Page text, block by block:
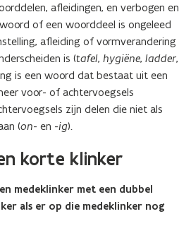
afleidingen, en verbogen en
of een woorddeel is ongeleed
afleiding of vormverandering
is (tafel, hygiëne, ladder,
is een woord dat bestaat uit een
voor- of achtervoegsels
zijn delen die niet als
(on- en -ig).
korte klinker
medeklinker met een dubbel
als er op die medeklinker nog